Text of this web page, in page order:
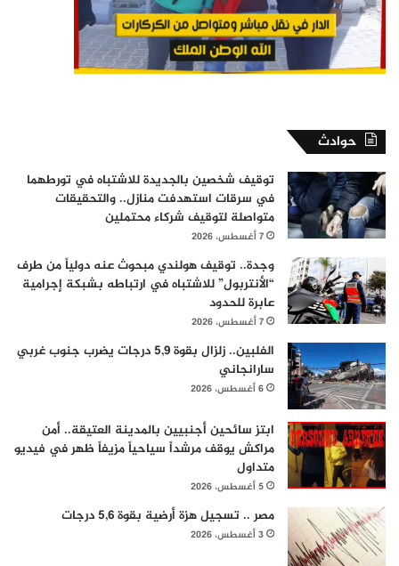
حوادث
توقيف شخصين بالجديدة للاشتباه في تورطهما
في سرقات استهدفت منازل.. والتحقيقات
متواصلة لتوقيف شركاء محتملين
7 أغسطس، 2026
وجدة.. توقيف هولندي مبحوث عنه دولياً من طرف
“الأنتربول” للاشتباه في ارتباطه بشبكة إجرامية
عابرة للحدود
7 أغسطس، 2026
الفلبين.. زلزال بقوة 5,9 درجات يضرب جنوب غربي
سارانجاني
6 أغسطس، 2026
ابتز سائحين أجنبيين بالمدينة العتيقة.. أمن
مراكش يوقف مرشداً سياحياً مزيفاً ظهر في فيديو
متداول
5 أغسطس، 2026
مصر .. تسجيل هزة أرضية بقوة 5,6 درجات
3 أغسطس، 2026